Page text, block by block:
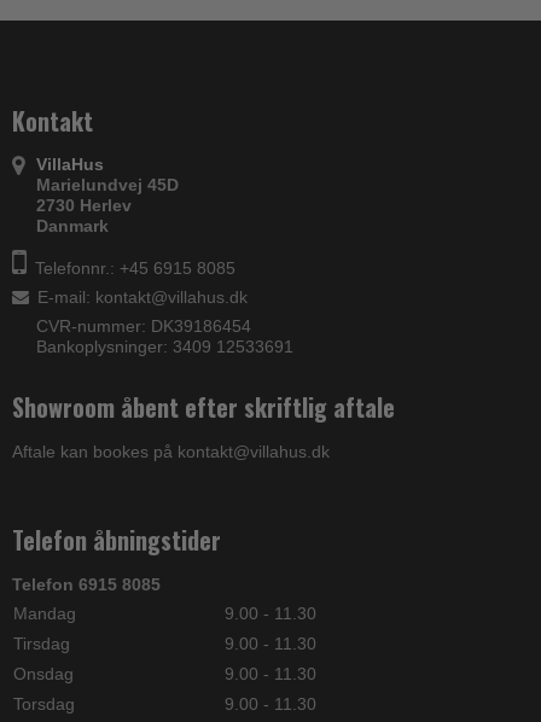
Kontakt
VillaHus
Marielundvej 45D
2730 Herlev
Danmark
Telefonnr.: +45 6915 8085
E-mail: kontakt@villahus.dk
CVR-nummer: DK39186454
Bankoplysninger: 3409 12533691
Showroom åbent efter skriftlig aftale
Aftale kan bookes på kontakt@villahus.dk
Telefon åbningstider
Telefon 6915 8085
Mandag
9.00 - 11.30
Tirsdag
9.00 - 11.30
Onsdag
9.00 - 11.30
Torsdag
9.00 - 11.30